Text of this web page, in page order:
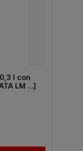
l con
LM …]